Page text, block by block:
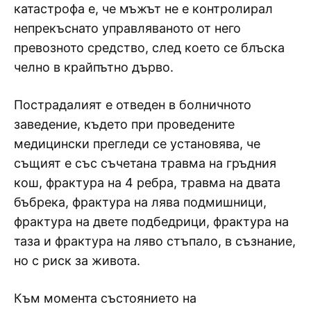
катастрофа е, че мъжът не е контролирал
непрекъснато управляваното от него
превозното средство, след което се блъска
челно в крайпътно дърво.
Пострадалият е отведен в болничното
заведение, където при проведените
медицински прегледи се установява, че
същият е със съчетана травма на гръдния
кош, фрактура на 4 ребра, травма на двата
бъбрека, фрактура на лява подмишници,
фрактура на двете подбедрици, фрактура на
таза и фрактура на ляво стъпало, в съзнание,
но с риск за живота.
Към момента състоянието на